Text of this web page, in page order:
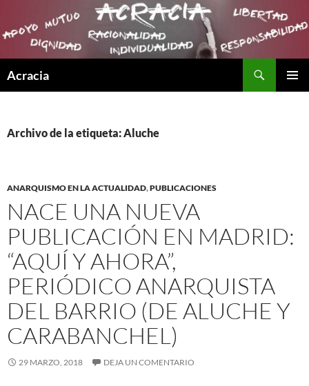
Acracia
Archivo de la etiqueta: Aluche
ANARQUISMO EN LA ACTUALIDAD,PUBLICACIONES
NACE UNA NUEVA
PUBLICACIÓN EN MADRID:
“AQUÍ Y AHORA”,
PERIÓDICO ANARQUISTA
DEL BARRIO (DE ALUCHE Y
CARABANCHEL)
29 MARZO, 2018 DEJA UN COMENTARIO